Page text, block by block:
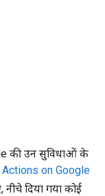
की उन सुविधाओं के
Actions on Google
दिया गया कोई